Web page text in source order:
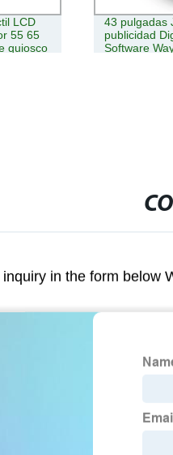
con
Publicidad
pantalla
con
in the form below